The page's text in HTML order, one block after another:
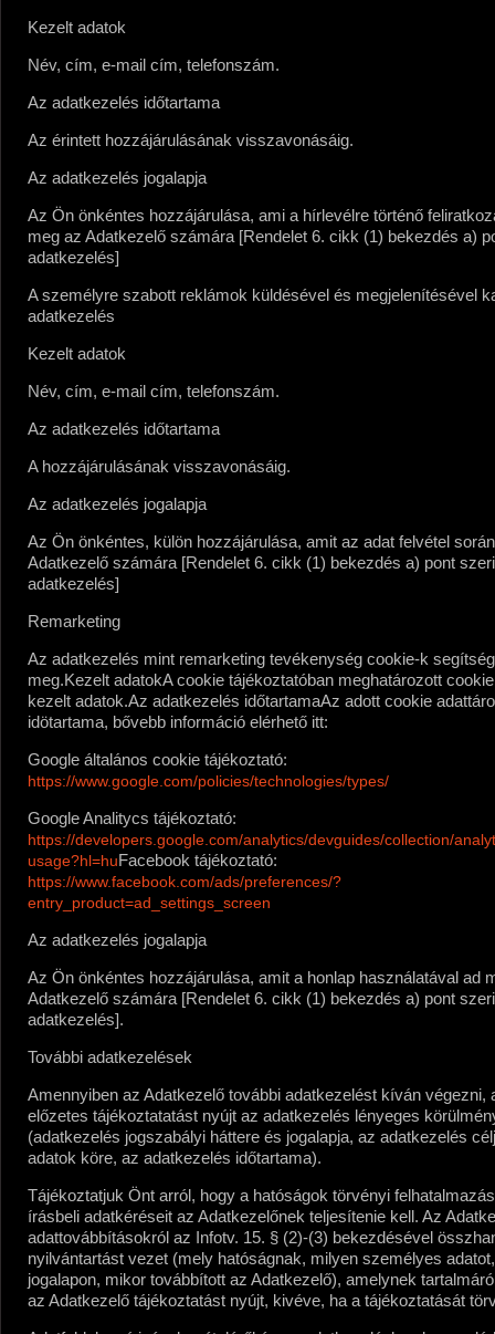
Kezelt adatok
Név, cím, e-mail cím, telefonszám.
Az adatkezelés időtartama
Az érintett hozzájárulásának visszavonásáig.
Az adatkezelés jogalapja
Az Ön önkéntes hozzájárulása, ami a hírlevélre történő
meg az Adatkezelő számára [Rendelet 6. cikk (1) bekezdés a)
adatkezelés]
A személyre szabott reklámok küldésével és megjelenítésével
adatkezelés
Kezelt adatok
Név, cím, e-mail cím, telefonszám.
Az adatkezelés időtartama
A hozzájárulásának visszavonásáig.
Az adatkezelés jogalapja
Az Ön önkéntes, külön hozzájárulása, amit az adat felvétel
Adatkezelő számára [Rendelet 6. cikk (1) bekezdés a) pont
adatkezelés]
Remarketing
Az adatkezelés mint remarketing tevékenység cookie-k
meg.Kezelt adatokA cookie tájékoztatóban meghatározott
kezelt adatok.Az adatkezelés időtartamaAz adott cookie
idötartama, bővebb információ elérhető itt:
Google általános cookie tájékoztató:
https://www.google.com/policies/technologies/types/
Google Analitycs tájékoztató:
https://developers.google.com/analytics/devguides/collection/
usage?hl=huFacebook tájékoztató:
https://www.facebook.com/ads/preferences/?
entry_product=ad_settings_screen
Az adatkezelés jogalapja
Az Ön önkéntes hozzájárulása, amit a honlap használatával ad
Adatkezelő számára [Rendelet 6. cikk (1) bekezdés a) pont
adatkezelés].
További adatkezelések
Amennyiben az Adatkezelő további adatkezelést kíván végezni,
előzetes tájékoztatatást nyújt az adatkezelés lényeges
(adatkezelés jogszabályi háttere és jogalapja, az adatkezelés
adatok köre, az adatkezelés időtartama).
Tájékoztatjuk Önt arról, hogy a hatóságok törvényi
írásbeli adatkéréseit az Adatkezelőnek teljesítenie kell. Az
adattovábbításokról az Infotv. 15. § (2)-(3) bekezdésével
nyilvántartást vezet (mely hatóságnak, milyen személyes
jogalapon, mikor továbbított az Adatkezelő), amelynek
az Adatkezelő tájékoztatást nyújt, kivéve, ha a tájékoztatását